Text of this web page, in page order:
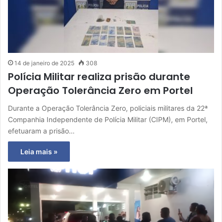
14 de janeiro de 2025 308
Polícia Militar realiza prisão durante
Operação Tolerância Zero em Portel
Durante a Operação Tolerância Zero, policiais militares da 22ª
Companhia Independente de Polícia Militar (CIPM), em Portel,
efetuaram a prisão…
Leia mais »